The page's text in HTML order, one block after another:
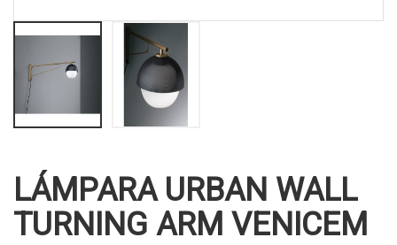
LÁMPARA URBAN WALL
TURNING ARM VENICEM